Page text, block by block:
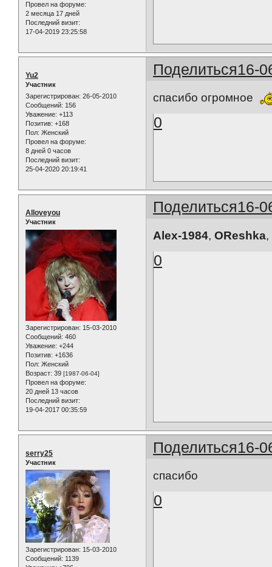
Провел на форуме:
2 месяца 17 дней
Последний визит:
17-04-2019 23:25:58
Поделиться16-
Yu2
Участник
Зарегистрирован: 26-05-2010
Сообщений: 156
Уважение: +113
Позитив: +168
Пол: Женский
Провел на форуме:
8 дней 0 часов
Последний визит:
25-04-2020 20:19:41
спасибо огромное
0
Поделиться16-
Alloveyou
Участник
Зарегистрирован: 15-03-2010
Сообщений: 460
Уважение: +244
Позитив: +1636
Пол: Женский
Возраст: 39 [1987-06-04]
Провел на форуме:
20 дней 13 часов
Последний визит:
19-04-2017 00:35:59
Alex-1984,OReshka
0
Поделиться16-
serry25
Участник
Зарегистрирован: 15-03-2010
Сообщений: 1139
спасибо
0